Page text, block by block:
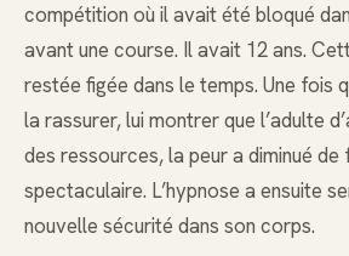
compétition où il avait été bloqué
avant une course. Il avait 12 ans.
restée figée dans le temps. Une fois
la rassurer, lui montrer que l’adulte
des ressources, la peur a diminué de
spectaculaire. L’hypnose a ensuite
nouvelle sécurité dans son corps.